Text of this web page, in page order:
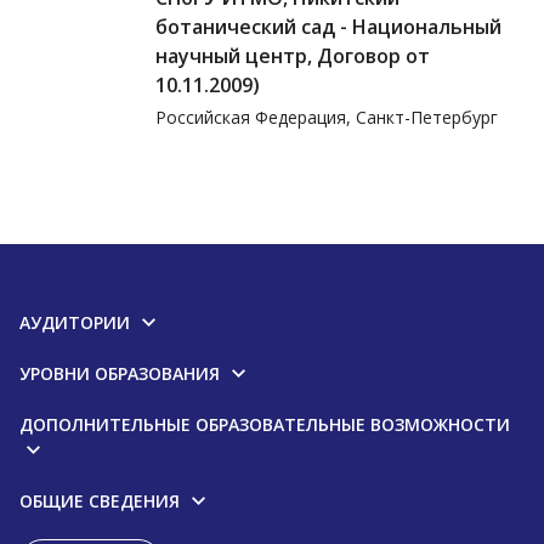
ботанический сад - Национальный
научный центр, Договор от
10.11.2009)
Российская Федерация, Санкт-Петербург
АУДИТОРИИ
УРОВНИ ОБРАЗОВАНИЯ
ДОПОЛНИТЕЛЬНЫЕ ОБРАЗОВАТЕЛЬНЫЕ ВОЗМОЖНОСТИ
ОБЩИЕ СВЕДЕНИЯ